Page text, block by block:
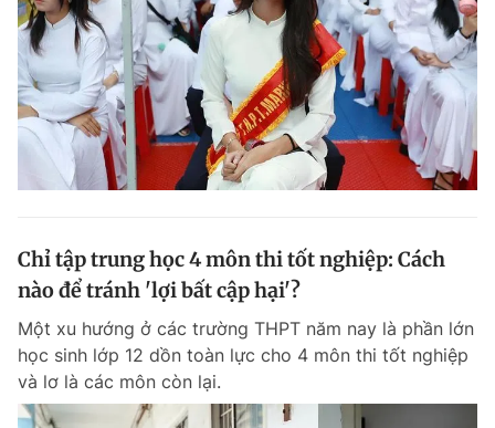
Chỉ tập trung học 4 môn thi tốt nghiệp: Cách
nào để tránh 'lợi bất cập hại'?
Một xu hướng ở các trường THPT năm nay là phần lớn
học sinh lớp 12 dồn toàn lực cho 4 môn thi tốt nghiệp
và lơ là các môn còn lại.